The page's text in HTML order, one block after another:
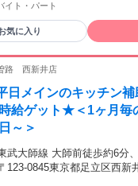
ール、調理、洗い場、レス
ニ、レジ、スーパー、カラ
について 日本語能力試験
イト・パート
気に入り
路 西新井店
日メインのキッチン補
給ゲット★＜1ヶ月毎
～＞
武大師線 大師前徒歩約6分
井大師西東口徒歩約11分、
123-0845東京都足立区西新